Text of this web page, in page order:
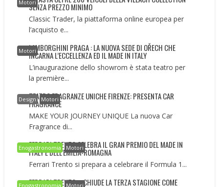
MotoriSENZA PREZZO MINIMO
Classic Trader, la piattaforma online europea per
l’acquisto e...
MotoriLAMBORGHINI PRAGA : LA NUOVA SEDE DI OŘECH CHE
INCARNA L’ECCELLENZA ED IL MADE IN ITALY
L’inaugurazione dello showrom è stata teatro per
la première...
Design Motori
TEATRO FRAGRANZE UNICHE FIRENZE: PRESENTA CAR
FRAGRANCE
MAKE YOUR JOURNEY UNIQUE La nuova Car
Fragrance di...
Enogastronomia Motori
FERRARI TRENTO CELEBRA IL GRAN PREMIO DEL MADE IN
ITALY E DELL’EMILIA-ROMAGNA
Ferrari Trento si prepara a celebrare il Formula 1...
Enogastronomia Motori
FERRARI TRENTO – CHIUDE LA TERZA STAGIONE COME